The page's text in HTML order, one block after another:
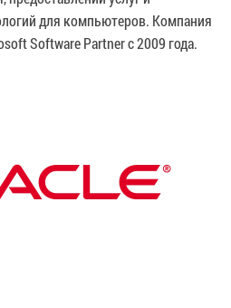
для компьютеров. Компания
Software Partner c 2009 года.